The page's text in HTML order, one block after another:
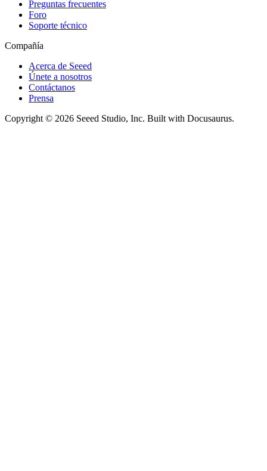
Preguntas frecuentes
Foro
Soporte técnico
Compañía
Acerca de Seeed
Únete a nosotros
Contáctanos
Prensa
Copyright © 2026 Seeed Studio, Inc. Built with Docusaurus.